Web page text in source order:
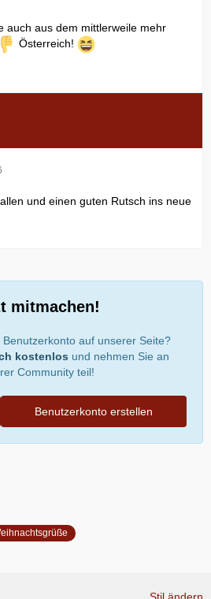
auch aus dem mittlerweile mehr
Österreich!
und einen guten Rutsch ins neue
mitmachen!
auf unserer Seite?
kostenlos und nehmen Sie an
Community teil!
Benutzerkonto erstellen